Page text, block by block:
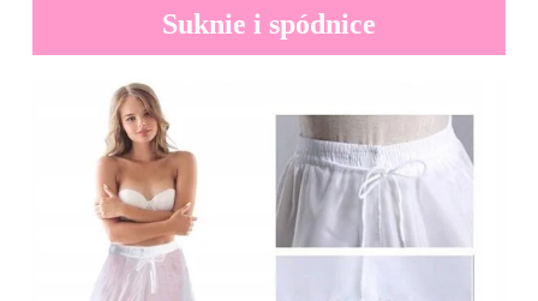
Suknie i spódnice